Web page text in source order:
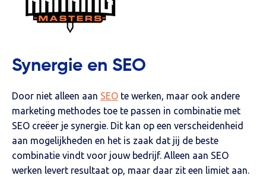
Synergie en SEO
Door niet alleen aan SEO te werken, maar ook andere
marketing methodes toe te passen in combinatie met
SEO creëer je synergie. Dit kan op een verscheidenheid
aan mogelijkheden en het is zaak dat jij de beste
combinatie vindt voor jouw bedrijf. Alleen aan SEO
werken levert resultaat op, maar daar zit een limiet aan.